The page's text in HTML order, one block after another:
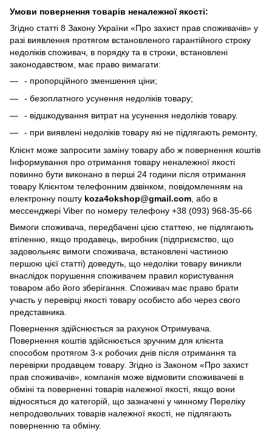
Умови повернення товарів неналежної якості:
Згідно статті 8 Закону України «Про захист прав споживачів» у
разі виявлення протягом встановленого гарантійного строку
недоліків споживач, в порядку та в строки, встановлені
законодавством, має право вимагати:
- пропорційного зменшення ціни;
- безоплатного усунення недоліків товару;
- відшкодування витрат на усунення недоліків товару.
- при виявлені недоліків товару які не підлягають ремонту,
Клієнт може запросити заміну товару або ж повернення коштів
Інформування про отримання товару неналежної якості
повинно бути виконано в перші 24 години після отримання
товару Клієнтом телефонним дзвінком, повідомленням на
електронну пошту koza4okshop@gmail.com , або в
мессенджері Viber по номеру телефону +38 (093) 968-35-66
Вимоги споживача, передбачені цією статтею, не підлягають
втіленню, якщо продавець, виробник (підприємство, що
задовольняє вимоги споживача, встановлені частиною
першою цієї статті) доведуть, що недоліки товару виникли
внаслідок порушення споживачем правил користування
товаром або його зберігання. Споживач має право брати
участь у перевірці якості товару особисто або через свого
представника.
Повернення здійснюється за рахунок Отримувача.
Повернення коштів здійснюється зручним для клієнта
способом протягом 3-х робочих днів після отримання та
перевірки продавцем товару. Згідно із Законом «Про захист
прав споживачів», компанія може відмовити споживачеві в
обміні та поверненні товарів належної якості, якщо вони
відносяться до категорій, що зазначені у чинному Переліку
непродовольчих товарів належної якості, не підлягають
поверненню та обміну.